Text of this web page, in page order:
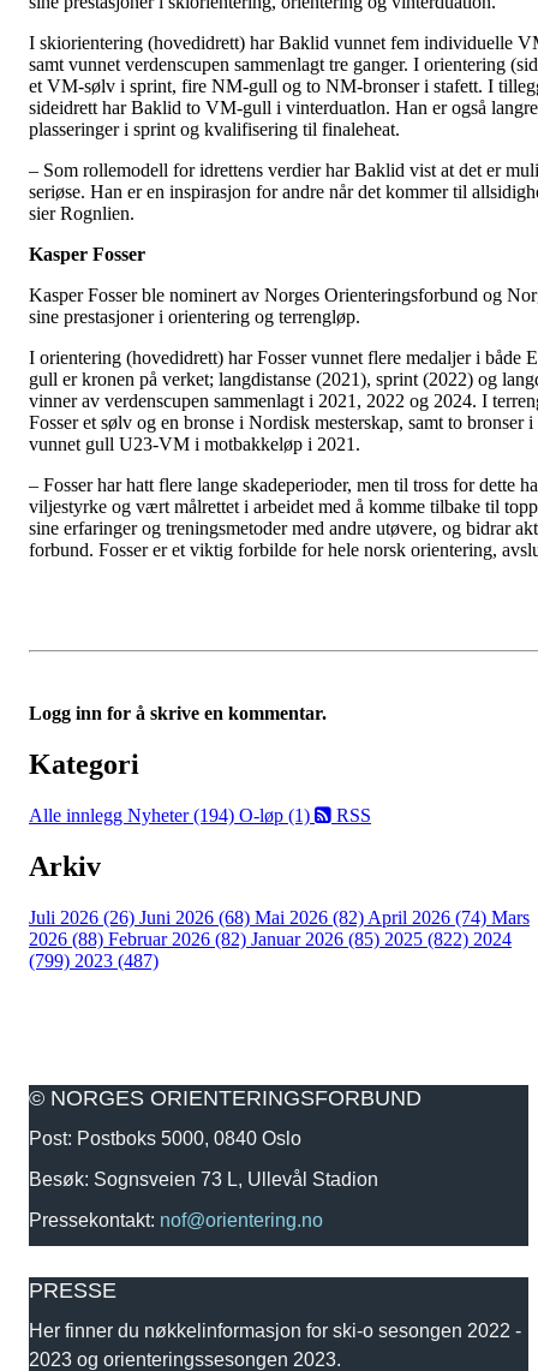
I skiorientering (hovedidrett) har Baklid vunnet fem individuelle
samt vunnet verdenscupen sammenlagt tre ganger. I orientering
et VM-sølv i sprint, fire NM-gull og to NM-bronser i stafett. I
sideidrett har Baklid to VM-gull i vinterduatlon. Han er også
plasseringer i sprint og kvalifisering til finaleheat.
– Som rollemodell for idrettens verdier har Baklid vist at det er
seriøse. Han er en inspirasjon for andre når det kommer til
sier Rognlien.
Kasper Fosser
Kasper Fosser ble nominert av Norges Orienteringsforbund og
sine prestasjoner i orientering og terrengløp.
I orientering (hovedidrett) har Fosser vunnet flere medaljer i
gull er kronen på verket; langdistanse (2021), sprint (2022) og
vinner av verdenscupen sammenlagt i 2021, 2022 og 2024. I
Fosser et sølv og en bronse i Nordisk mesterskap, samt to bronser
vunnet gull U23-VM i motbakkeløp i 2021.
– Fosser har hatt flere lange skadeperioder, men til tross for dette
viljestyrke og vært målrettet i arbeidet med å komme tilbake til
sine erfaringer og treningsmetoder med andre utøvere, og bidrar
forbund. Fosser er et viktig forbilde for hele norsk orientering,
Logg inn for å skrive en kommentar.
Kategori
Alle innlegg Nyheter (194) O-løp (1) RSS
Arkiv
Juli 2026 (26) Juni 2026 (68) Mai 2026 (82) April 2026 (74) Mars
2026 (88) Februar 2026 (82) Januar 2026 (85) 2025 (822) 2024
(799) 2023 (487)
© NORGES ORIENTERINGSFORBUND
Post: Postboks 5000, 0840 Oslo
Besøk: Sognsveien 73 L, Ullevål Stadion
Pressekontakt: nof@orientering.no
PRESSE
Her finner du nøkkelinformasjon for ski-o sesongen 2022 -
2023 og orienteringssesongen 2023.